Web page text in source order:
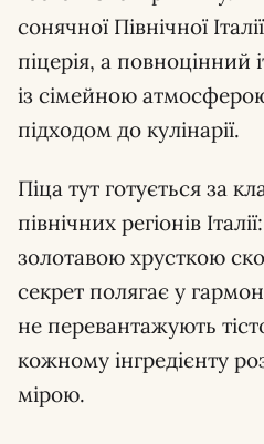
сонячної Північної
піцерія, а повноцінний
із сімейною
підходом до кулінарії.
Піца тут готується за
північних регіонів
золотавою хрусткою
секрет полягає у
не перевантажують
кожному інгредієнту
мірою.